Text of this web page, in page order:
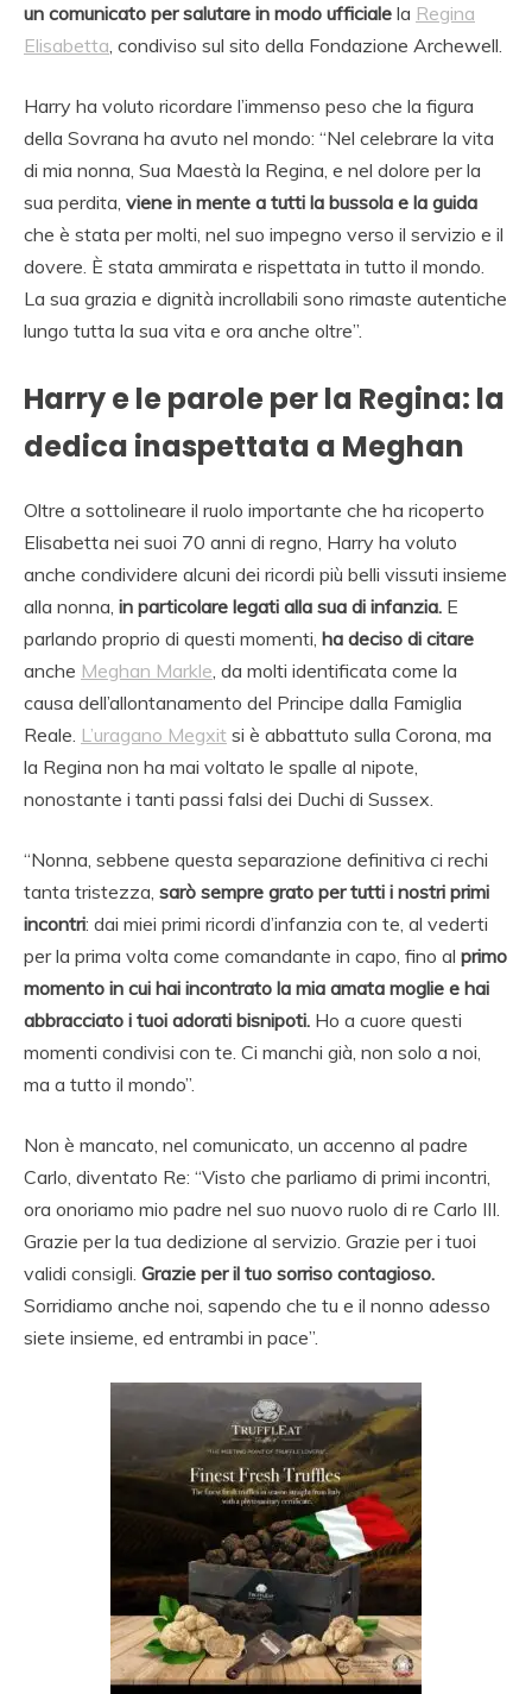
un comunicato per salutare in modo ufficiale la Regina
Elisabetta, condiviso sul sito della Fondazione Archewell.
Harry ha voluto ricordare l’immenso peso che la figura
della Sovrana ha avuto nel mondo: “Nel celebrare la vita
di mia nonna, Sua Maestà la Regina, e nel dolore per la
sua perdita, viene in mente a tutti la bussola e la guida
che è stata per molti, nel suo impegno verso il servizio e il
dovere. È stata ammirata e rispettata in tutto il mondo.
La sua grazia e dignità incrollabili sono rimaste autentiche
lungo tutta la sua vita e ora anche oltre”.
Harry e le parole per la Regina: la
dedica inaspettata a Meghan
Oltre a sottolineare il ruolo importante che ha ricoperto
Elisabetta nei suoi 70 anni di regno, Harry ha voluto
anche condividere alcuni dei ricordi più belli vissuti insieme
alla nonna, in particolare legati alla sua di infanzia. E
parlando proprio di questi momenti, ha deciso di citare
anche Meghan Markle, da molti identificata come la
causa dell’allontanamento del Principe dalla Famiglia
Reale. L’uragano Megxit si è abbattuto sulla Corona, ma
la Regina non ha mai voltato le spalle al nipote,
nonostante i tanti passi falsi dei Duchi di Sussex.
“Nonna, sebbene questa separazione definitiva ci rechi
tanta tristezza, sarò sempre grato per tutti i nostri primi
incontri: dai miei primi ricordi d’infanzia con te, al vederti
per la prima volta come comandante in capo, fino al primo
momento in cui hai incontrato la mia amata moglie e hai
abbracciato i tuoi adorati bisnipoti. Ho a cuore questi
momenti condivisi con te. Ci manchi già, non solo a noi,
ma a tutto il mondo”.
Non è mancato, nel comunicato, un accenno al padre
Carlo, diventato Re: “Visto che parliamo di primi incontri,
ora onoriamo mio padre nel suo nuovo ruolo di re Carlo III.
Grazie per la tua dedizione al servizio. Grazie per i tuoi
validi consigli. Grazie per il tuo sorriso contagioso.
Sorridiamo anche noi, sapendo che tu e il nonno adesso
siete insieme, ed entrambi in pace”.